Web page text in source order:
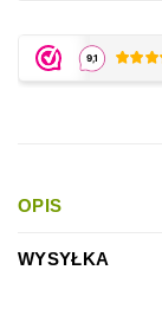
OPIS
WYSYŁKA